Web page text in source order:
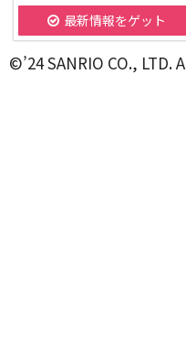
最新情報をゲット
©’24 SANRIO CO., LTD.